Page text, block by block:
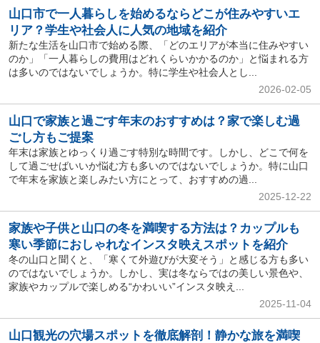
山口市で一人暮らしを始めるならどこが住みやすいエ
リア？学生や社会人に人気の地域を紹介
新たな生活を山口市で始める際、「どのエリアが本当に住みやすい
のか」「一人暮らしの費用はどれくらいかかるのか」と悩まれる方
は多いのではないでしょうか。特に学生や社会人とし...
2026-02-05
山口で家族と過ごす年末のおすすめは？家で楽しむ過
ごし方もご提案
年末は家族とゆっくり過ごす特別な時間です。しかし、どこで何を
して過ごせばいいか悩む方も多いのではないでしょうか。特に山口
で年末を家族と楽しみたい方にとって、おすすめの過...
2025-12-22
家族や子供と山口の冬を満喫する方法は？カップルも
寒い季節におしゃれなインスタ映えスポットを紹介
冬の山口と聞くと、「寒くて外遊びが大変そう」と感じる方も多い
のではないでしょうか。しかし、実は冬ならではの美しい景色や、
家族やカップルで楽しめる“かわいい”インスタ映え...
2025-11-04
山口観光の穴場スポットを徹底解剖！静かな旅を満喫